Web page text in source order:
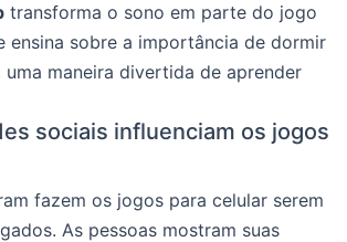
transforma o sono em parte do jogo
ensina sobre a importância de dormir
maneira divertida de aprender
sociais influenciam os jogos
fazem os jogos para celular serem
As pessoas mostram suas